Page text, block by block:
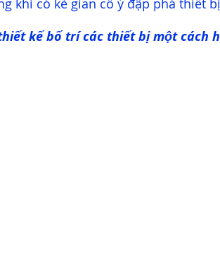
khi có kẻ gian cố ý đập phá thiết
kế bố trí các thiết bị một cách